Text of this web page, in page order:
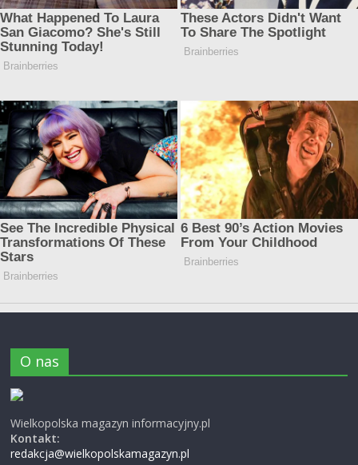
O nas
Wielkopolska magazyn informacyjny.pl
Kontakt:
redakcja@wielkopolskamagazyn.pl